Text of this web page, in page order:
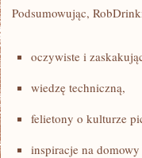
Podsumowując,
oczywiste i
wiedzę techniczną,
felietony o kulturze
inspiracje na